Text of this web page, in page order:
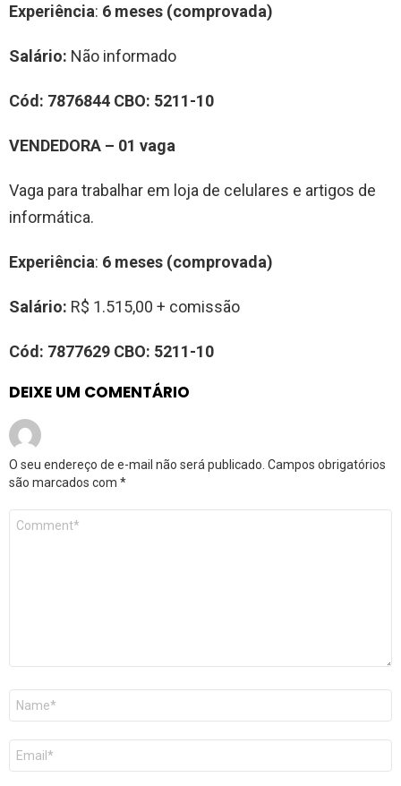
Experiência: 6 meses (comprovada)
Salário: Não informado
Cód: 7876844 CBO: 5211-10
VENDEDORA – 01 vaga
Vaga para trabalhar em loja de celulares e artigos de
informática.
Experiência: 6 meses (comprovada)
Salário: R$ 1.515,00 + comissão
Cód: 7877629 CBO: 5211-10
DEIXE UM COMENTÁRIO
O seu endereço de e-mail não será publicado. Campos obrigatórios
são marcados com *
Comentário
Nome
E-
mail
*